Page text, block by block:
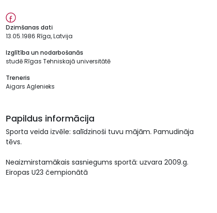
Dzimšanas dati
13.05.1986 Rīga, Latvija
Izglītība un nodarbošanās
studē Rīgas Tehniskajā universitātē
Treneris
Aigars Aglenieks
Papildus informācija
Sporta veida izvēle: salīdzinoši tuvu mājām. Pamudināja
tēvs.
Neaizmirstamākais sasniegums sportā: uzvara 2009.g.
Eiropas U23 čempionātā